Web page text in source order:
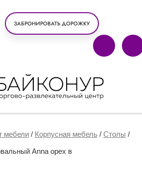
ЗАБРОНИРОВАТЬ ДОРОЖКУ
мебели/ Корпусная мебель / Столы /
Anna орех в